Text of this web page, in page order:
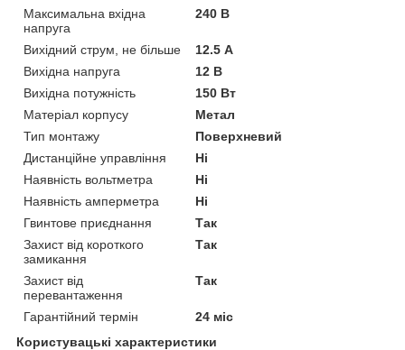
Максимальна вхідна
напруга
240 В
Вихідний струм, не більше
12.5 А
Вихідна напруга
12 В
Вихідна потужність
150 Вт
Матеріал корпусу
Метал
Тип монтажу
Поверхневий
Дистанційне управління
Ні
Наявність вольтметра
Ні
Наявність амперметра
Ні
Гвинтове приєднання
Так
Захист від короткого
замикання
Так
Захист від
перевантаження
Так
Гарантійний термін
24 міс
Користувацькі характеристики